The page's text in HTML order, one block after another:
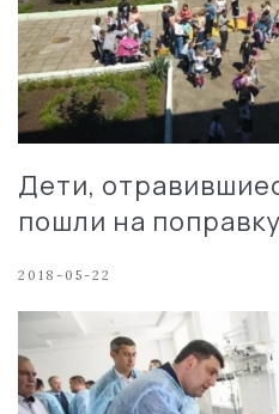
Дети,
пошли на поправку
2018-05-22